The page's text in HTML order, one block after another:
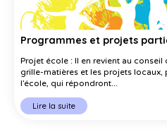
Programmes et projets
Projet école : Il en revient au conseil
grille-matières et les projets
l’école, qui répondront...
Lire la suite